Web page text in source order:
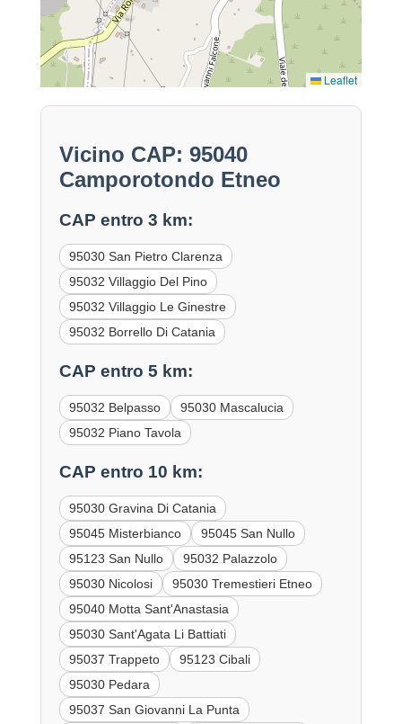
Leaflet
Vicino CAP: 95040
Camporotondo Etneo
CAP entro 3 km:
95030 San Pietro Clarenza
95032 Villaggio Del Pino
95032 Villaggio Le Ginestre
95032 Borrello Di Catania
CAP entro 5 km:
95032 Belpasso
95030 Mascalucia
95032 Piano Tavola
CAP entro 10 km:
95030 Gravina Di Catania
95045 Misterbianco
95045 San Nullo
95123 San Nullo
95032 Palazzolo
95030 Nicolosi
95030 Tremestieri Etneo
95040 Motta Sant'Anastasia
95030 Sant'Agata Li Battiati
95037 Trappeto
95123 Cibali
95030 Pedara
95037 San Giovanni La Punta